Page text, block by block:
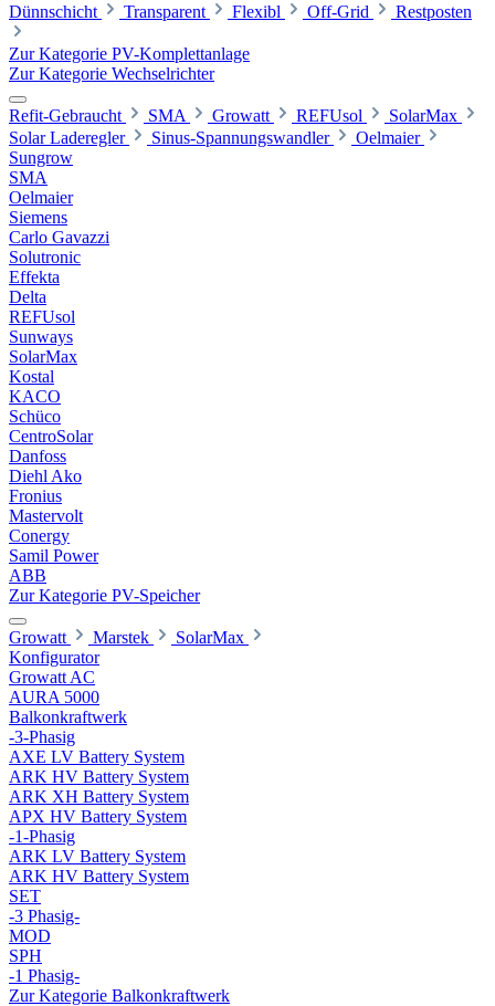
Dünnschicht
Transparent Flexibl Off-Grid Restposten
Zur Kategorie PV-Komplettanlage
Zur Kategorie Wechselrichter
Refit-Gebraucht SMA Growatt REFUsol
SolarMax
Solar Laderegler
Sinus-Spannungswandler
Oelmaier
Sungrow
SMA
Oelmaier
Siemens
Carlo Gavazzi
Solutronic
Effekta
Delta
REFUsol
Sunways
SolarMax
Kostal
KACO
Schüco
CentroSolar
Danfoss
Diehl Ako
Fronius
Mastervolt
Conergy
Samil Power
ABB
Zur Kategorie PV-Speicher
Growatt Marstek
SolarMax
Konfigurator
Growatt AC
AURA 5000
Balkonkraftwerk
-3-Phasig
AXE LV Battery System
ARK HV Battery System
ARK XH Battery System
APX HV Battery System
-1-Phasig
ARK LV Battery System
ARK HV Battery System
SET
-3 Phasig-
MOD
SPH
-1 Phasig-
Zur Kategorie Balkonkraftwerk